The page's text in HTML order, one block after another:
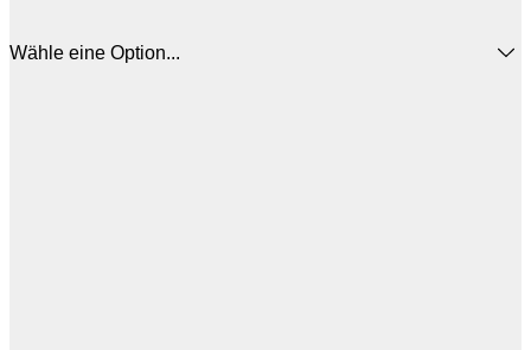
Wähle eine Option...